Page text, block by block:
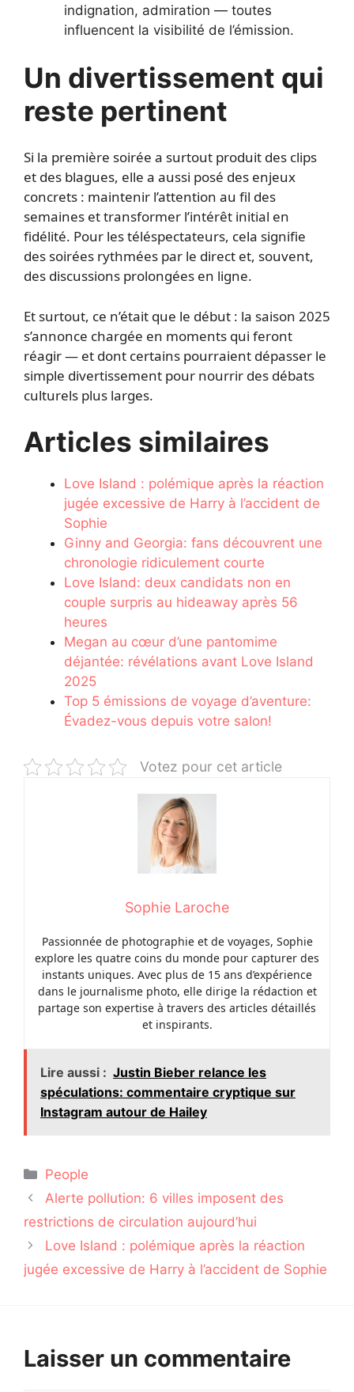
indignation, admiration — toutes
influencent la visibilité de l’émission.
Un divertissement qui
reste pertinent
Si la première soirée a surtout produit des clips
et des blagues, elle a aussi posé des enjeux
concrets : maintenir l’attention au fil des
semaines et transformer l’intérêt initial en
fidélité. Pour les téléspectateurs, cela signifie
des soirées rythmées par le direct et, souvent,
des discussions prolongées en ligne.
Et surtout, ce n’était que le début : la saison 2025
s’annonce chargée en moments qui feront
réagir — et dont certains pourraient dépasser le
simple divertissement pour nourrir des débats
culturels plus larges.
Articles similaires
Love Island : polémique après la réaction
jugée excessive de Harry à l’accident de
Sophie
Ginny and Georgia: fans découvrent une
chronologie ridiculement courte
Love Island: deux candidats non en
couple surpris au hideaway après 56
heures
Megan au cœur d’une pantomime
déjantée: révélations avant Love Island
2025
Top 5 émissions de voyage d’aventure:
Évadez-vous depuis votre salon!
Votez pour cet article
Sophie Laroche
Passionnée de photographie et de voyages, Sophie
explore les quatre coins du monde pour capturer des
instants uniques. Avec plus de 15 ans d’expérience
dans le journalisme photo, elle dirige la rédaction et
partage son expertise à travers des articles détaillés
et inspirants.
Lire aussi : Justin Bieber relance les
spéculations: commentaire cryptique sur
Instagram autour de Hailey
Catégories
People
Alerte pollution: 6 villes imposent des
restrictions de circulation aujourd’hui
Love Island : polémique après la réaction
jugée excessive de Harry à l’accident de Sophie
Laisser un commentaire